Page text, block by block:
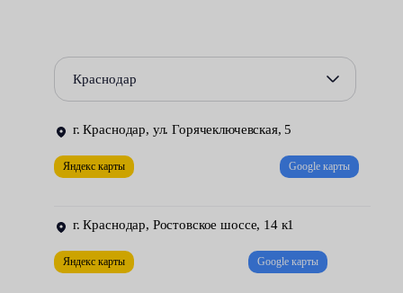
службы. Но уже через 3-4 года эксплуатации неисправность
дает о себе знать, ведь химические процессы и распад
Данной услугой вы можете воспользоваться в сервисных
центрах Fresh Auto. Цена работы начинается от 1500 рублей.
Краснодар
г. Краснодар, ул. Горячеключевская, 5
Яндекс карты Google карты
г. Краснодар, Ростовское шоссе, 14 к1
Яндекс карты Google карты